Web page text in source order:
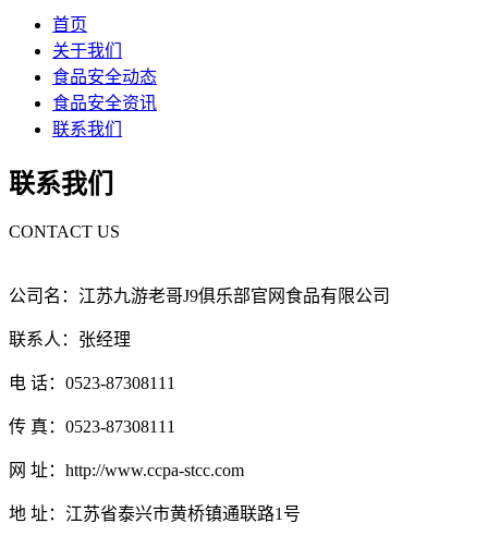
首页
关于我们
食品安全动态
食品安全资讯
联系我们
联系我们
CONTACT US
公司名：江苏九游老哥J9俱乐部官网食品有限公司
联系人：张经理
电 话：0523-87308111
传 真：0523-87308111
网 址：http://www.ccpa-stcc.com
地 址：江苏省泰兴市黄桥镇通联路1号